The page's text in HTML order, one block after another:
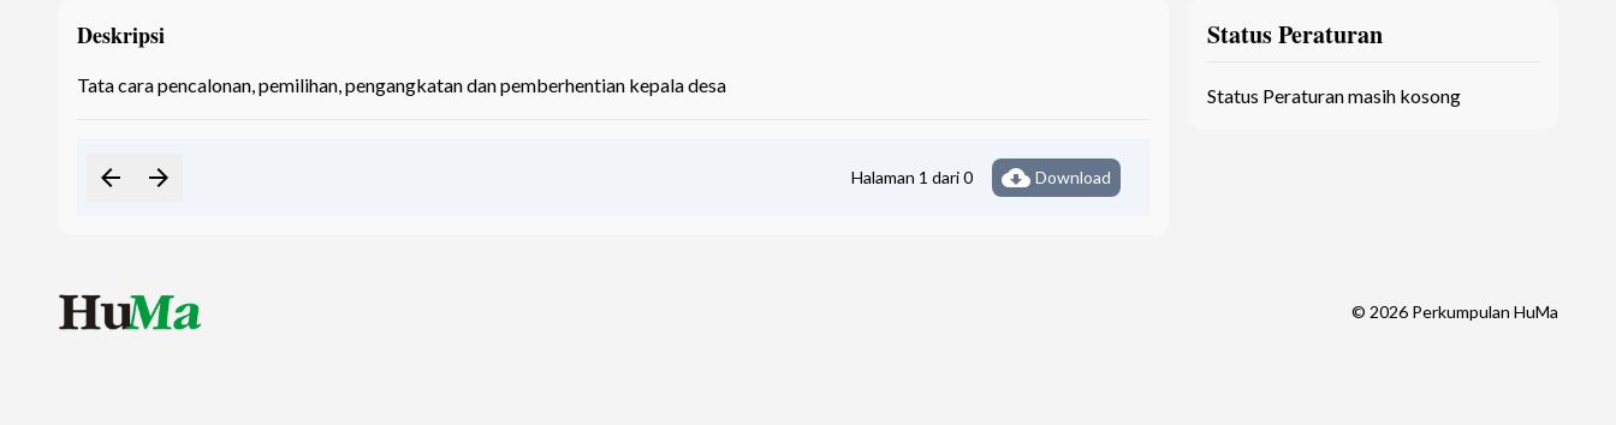
Deskripsi
Tata cara pencalonan, pemilihan, pengangkatan dan pemberhentian kepala desa
arrow_back arrow_forward Halaman 1 dari 0 cloud_download Download
Status Peraturan
Status Peraturan masih kosong
© 2026 Perkumpulan HuMa